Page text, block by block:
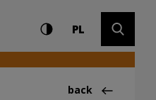
and search
High contrast
PLCHANGE
Back
back